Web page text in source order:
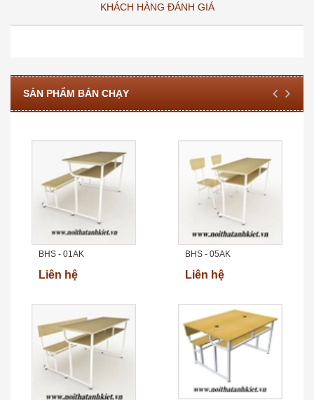
KHÁCH HÀNG ĐÁNH GIÁ
SẢN PHẨM BÁN CHẠY
BHS - 01AK
Liên hệ
BHS - 05AK
Liên hệ